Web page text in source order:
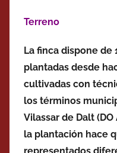
Terreno
La finca dispone de
plantadas desde
cultivadas con
los términos
Vilassar de Dalt
la plantación hace